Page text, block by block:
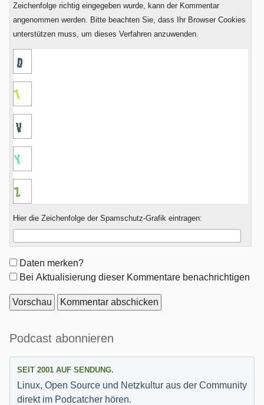
Zeichenfolge richtig eingegeben wurde, kann der Kommentar
angenommen werden. Bitte beachten Sie, dass Ihr Browser Cookies
unterstützen muss, um dieses Verfahren anzuwenden.
Hier die Zeichenfolge der Spamschutz-Grafik eintragen:
Formular-
Optionen
Daten merken?
Bei Aktualisierung dieser Kommentare benachrichtigen
Seitenleiste
Podcast abonnieren
SEIT 2001 AUF SENDUNG.
Linux, Open Source und Netzkultur aus der Community
direkt im Podcatcher hören.